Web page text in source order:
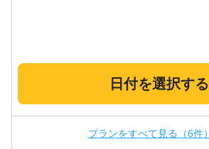
日付を選択する
プランをすべて見る（6件）